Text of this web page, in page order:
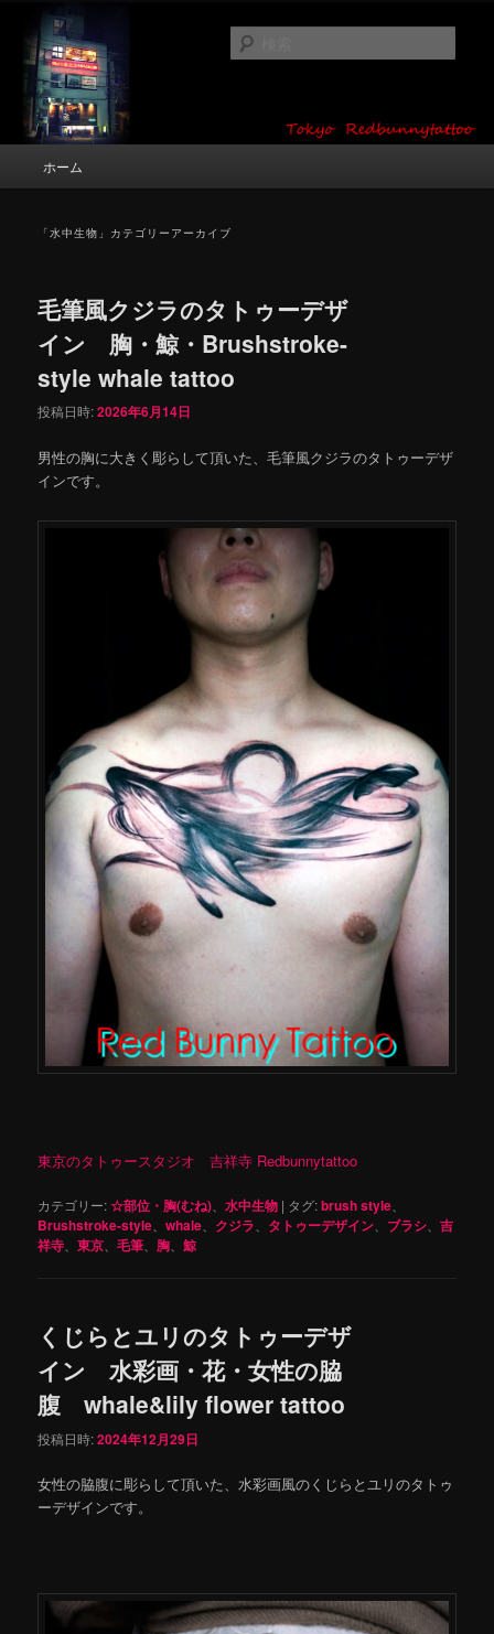
ン
ツ
東京 タトゥースタジオ 吉祥寺 Red
Bunny Tattoo タトゥーデザイン・タ
トゥー画像
タトゥーデザイン・画像の紹介（和彫り・ワンポイント・girl tattoo）
ホーム
「水中生物 」カテゴリーアーカイブ
毛筆風クジラのタトゥーデザ
イン 胸・鯨・Brushstroke-
style whale tattoo
投稿日時:2026年6月14日
男性の胸に大きく彫らして頂いた、毛筆風クジラのタトゥーデザ
インです。
東京のタトゥースタジオ 吉祥寺 Redbunnytattoo
カテゴリー:☆部位・胸(むね) 、水中生物 | タグ:brush style
Brushstroke-style 、whale クジラ タトゥーデザイン ブラシ 、吉
祥寺 、東京 、毛筆 胸 、鯨
くじらとユリのタトゥーデザ
イン 水彩画・花・女性の脇
腹 whale&lily flower tattoo
投稿日時:2024年12月29日
女性の脇腹に彫らして頂いた、水彩画風のくじらとユリのタトゥ
ーデザインです。